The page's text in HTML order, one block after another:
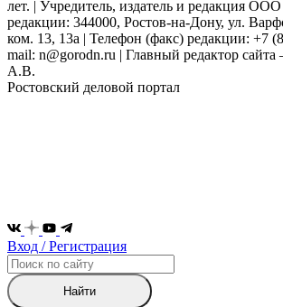
лет. | Учредитель, издатель и редакция ООО
редакции: 344000, Ростов-на-Дону, ул.
ком. 13, 13а | Телефон (факс) редакции: +7
mail: n@gorodn.ru | Главный редактор
А.В.
Ростовский деловой портал
Вход / Регистрация
Найти